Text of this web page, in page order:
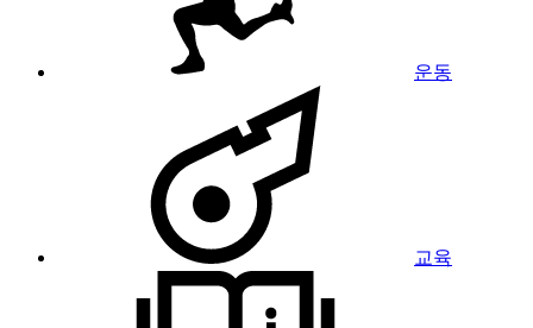
운동
교육